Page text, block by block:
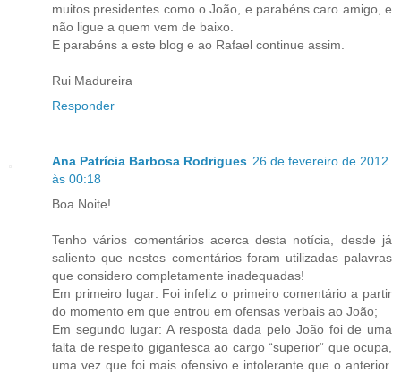
muitos presidentes como o João, e parabéns caro amigo, e
não ligue a quem vem de baixo.
E parabéns a este blog e ao Rafael continue assim.
Rui Madureira
Responder
Ana Patrícia Barbosa Rodrigues 26 de fevereiro de 2012
às 00:18
Boa Noite!
Tenho vários comentários acerca desta notícia, desde já
saliento que nestes comentários foram utilizadas palavras
que considero completamente inadequadas!
Em primeiro lugar: Foi infeliz o primeiro comentário a partir
do momento em que entrou em ofensas verbais ao João;
Em segundo lugar: A resposta dada pelo João foi de uma
falta de respeito gigantesca ao cargo “superior” que ocupa,
uma vez que foi mais ofensivo e intolerante que o anterior.